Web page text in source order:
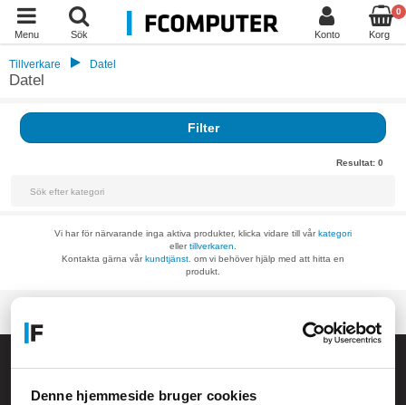
Denne hjemmeside bruger cookies
Menu Sök Konto
0
Korg
Tillverkare Datel
Datel
Filter
Resultat: 0
Vi har för närvarande inga aktiva produkter, klicka vidare till vårkategori
ellertillverkaren.
Kontakta gärna vårkundtjänst. om vi behöver hjälp med att hitta en
produkt.
kundservice@fcomputer.se